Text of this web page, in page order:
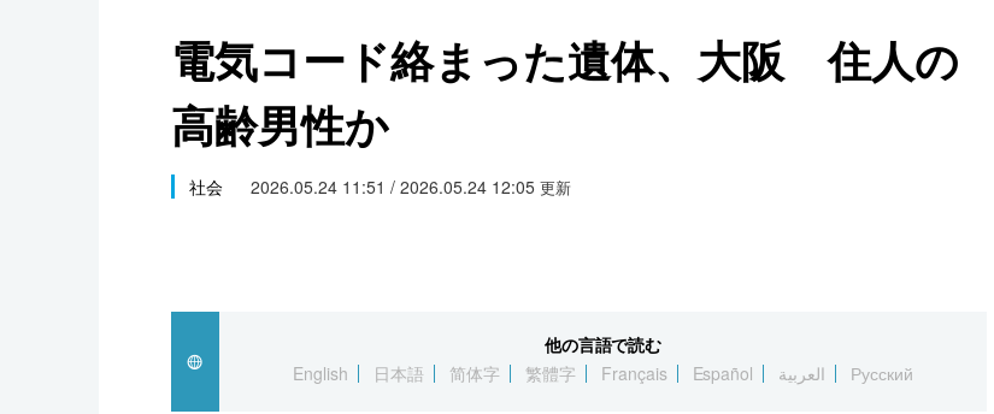
国際
社会
文化
スポーツ・東京2020
電気コード絡まった遺体、大阪 住人の
高齢男性か
社会 2026.05.24 11:51 / 2026.05.24 12:05 更新
他の言語で読む
English
日本語 简体字 繁體字 Français Español العربية Русский